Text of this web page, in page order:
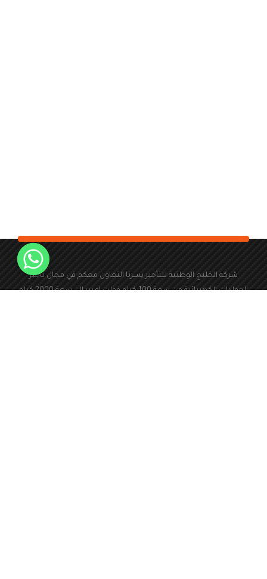
شركة الخليج الوطنية للتأجير يسرنا التعاون معكم في مجال تأجير
المولدات الكهربائية من سعة 100 كيلو فولت امبير الى سعة 2000 كيلو